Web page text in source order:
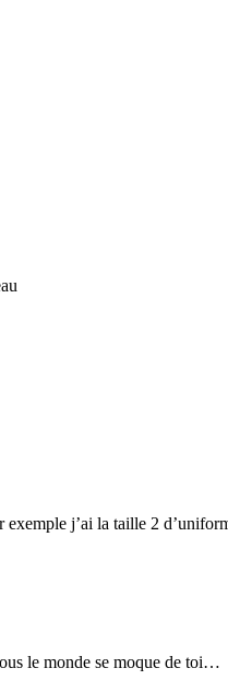
j’ai la taille 2
le monde se moque de toi…